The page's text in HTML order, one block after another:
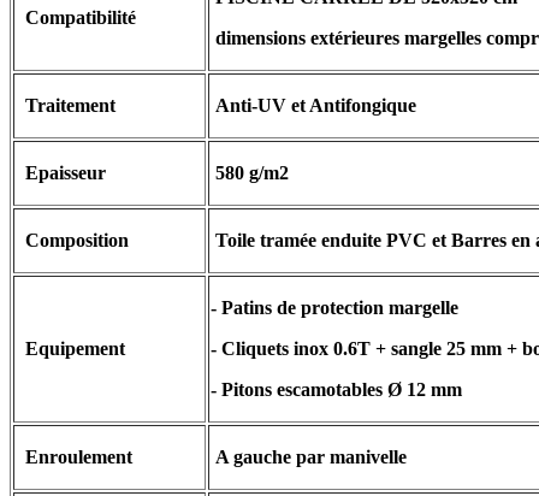
Compatibilité
dimensions extérieures margelles
Traitement Anti-UV et Antifongique
Epaisseur 580 g/m2
Composition Toile tramée enduite PVC et Barres
Equipement
- Patins de protection margelle
- Cliquets inox 0.6T + sangle 25 mm +
- Pitons escamotables Ø 12 mm
Enroulement A gauche par manivelle